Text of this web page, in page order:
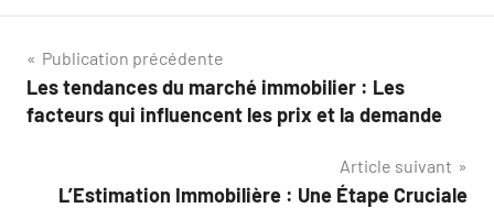
Navigation
de
Publication précédente
Les tendances du marché immobilier : Les
facteurs qui influencent les prix et la demande
Article suivant
L’Estimation Immobilière : Une Étape Cruciale